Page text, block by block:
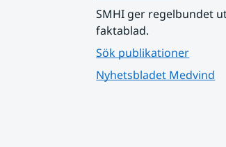
SMHI ger regelbundet
faktablad.
Sök publikationer
Nyhetsbladet Medvind